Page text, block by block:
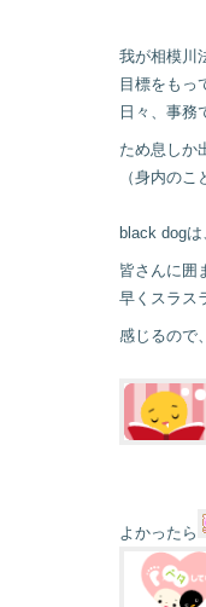
我が相模川
目標をもっ
日々、事務
ため息しか
（身内の
black dog
皆さんに囲
早くスラス
感じるので
よかったら